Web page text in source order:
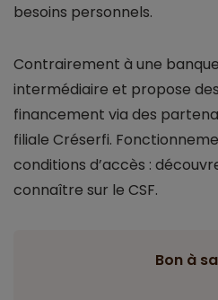
besoins personnels.
Contrairement à une
intermédiaire et propose
financement via des
filiale Créserfi.
conditions d’accès :
connaître sur le CSF.
Bon à